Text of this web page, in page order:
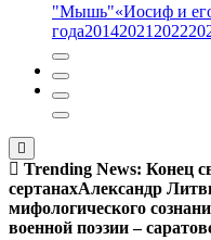
"Мышь"«Иосиф и
года20142021 2022
Trending News: Конец
сертанахАлександр
мифологического
военной поэзии –